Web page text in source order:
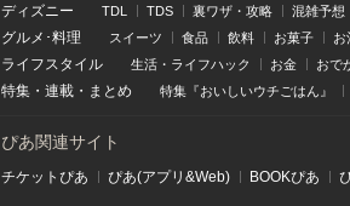
ディズニー TDL TDS 裏ワザ・攻略 混雑予想
グルメ･料理 スイーツ 食品 飲料 お菓子 お
ライフスタイル 生活・ライフハック お金 おで
特集 ・ 連載 ・ まとめ 特集『おいしいウチごはん』
ぴあ関連サイト
チケットぴあ ぴあ(アプリ&Web) BOOKぴあ